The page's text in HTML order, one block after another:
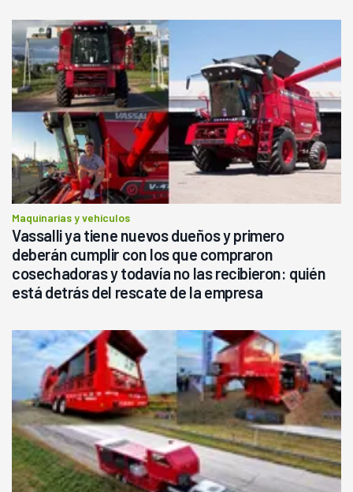
Maquinarias y vehículos
Vassalli ya tiene nuevos dueños y primero
deberán cumplir con los que compraron
cosechadoras y todavía no las recibieron: quién
está detrás del rescate de la empresa